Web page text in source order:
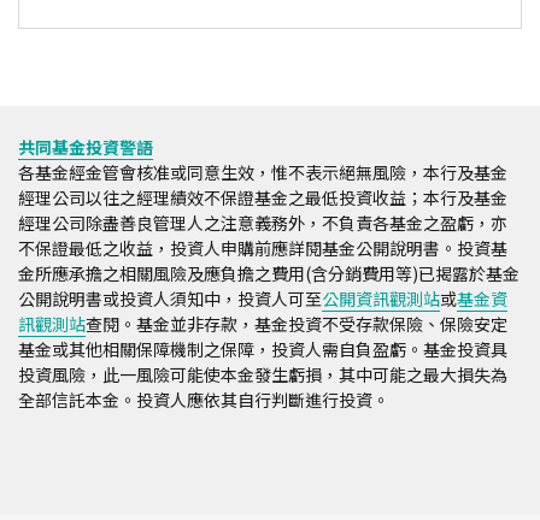
共同基金投資警語
各基金經金管會核准或同意生效，惟不表示絕無風險，本行及基金
經理公司以往之經理績效不保證基金之最低投資收益；本行及基金
經理公司除盡善良管理人之注意義務外，不負責各基金之盈虧，亦
不保證最低之收益，投資人申購前應詳閱基金公開說明書。投資基
金所應承擔之相關風險及應負擔之費用(含分銷費用等)已揭露於基金
公開說明書或投資人須知中，投資人可至公開資訊觀測站或基金資
訊觀測站查閱。基金並非存款，基金投資不受存款保險、保險安定
基金或其他相關保障機制之保障，投資人需自負盈虧。基金投資具
投資風險，此一風險可能使本金發生虧損，其中可能之最大損失為
全部信託本金。投資人應依其自行判斷進行投資。